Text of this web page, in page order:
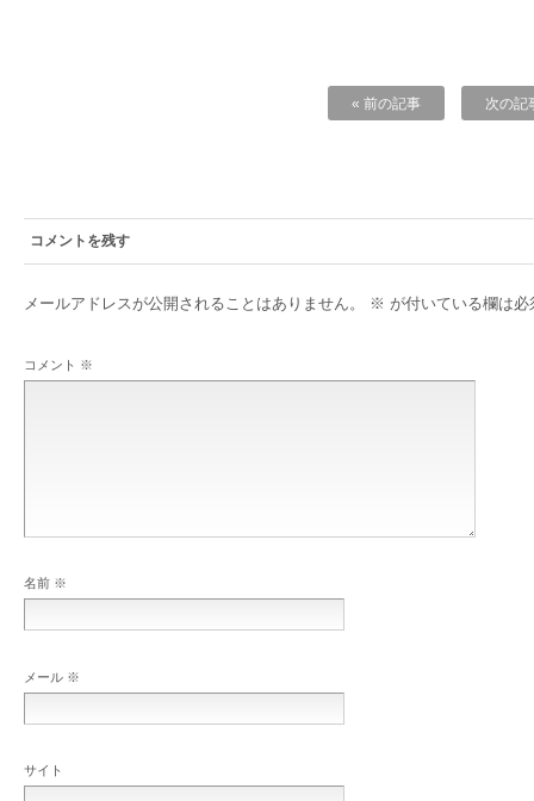
« 前の記事 次の記
コメントを残す
メールアドレスが公開されることはありません。 ※ が付いている欄は必
コメント ※
名前 ※
メール ※
サイト